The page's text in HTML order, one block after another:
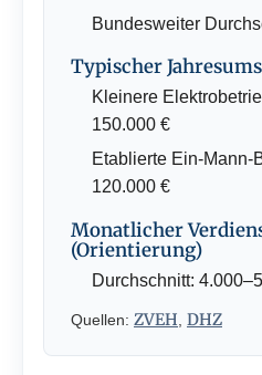
Bundesweiter
Typischer
Kleinere
150.000 €
Etablierte Ein-Mann-
120.000 €
Monatlicher
(Orientierung)
Durchschnitt:
Quellen: ZVEH, DHZ